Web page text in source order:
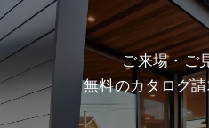
ご来場・ご
無料のカタログ